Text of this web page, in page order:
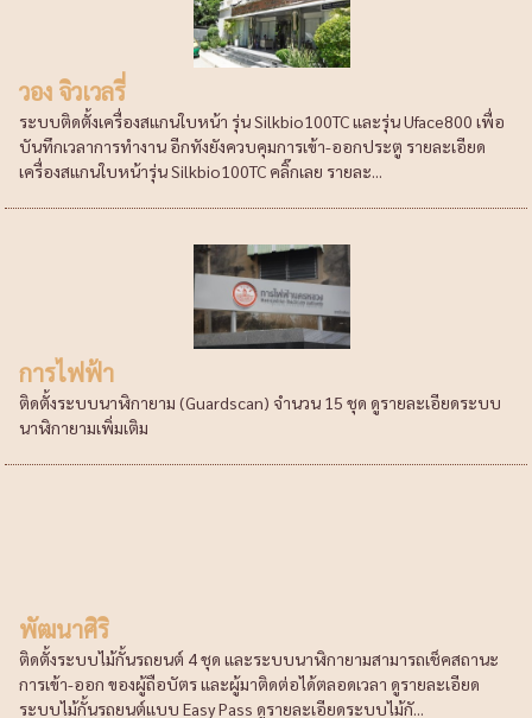
วอง จิวเวลรี่
ระบบติดตั้งเครื่องสแกนใบหน้า รุ่น Silkbio100TC และรุ่น Uface800 เพื่อ
บันทึกเวลาการทำงาน อีกทังยังควบคุมการเข้า-ออกประตู รายละเอียด
เครื่องสแกนใบหน้ารุ่น Silkbio100TC คลิ๊กเลย รายละ...
การไฟฟ้า
ติดตั้งระบบนาฬิกายาม (Guardscan) จำนวน 15 ชุด ดูรายละเอียดระบบ
นาฬิกายามเพิ่มเติม
พัฒนาศิริ
ติดตั้งระบบไม้กั้นรถยนต์ 4 ชุด และระบบนาฬิกายามสามารถเช็คสถานะ
การเข้า-ออก ของผู้ถือบัตร และผู้มาติดต่อได้ตลอดเวลา ดูรายละเอียด
ระบบไม้กั้นรถยนต์แบบ Easy Pass ดูรายละเอียดระบบไม้กั...